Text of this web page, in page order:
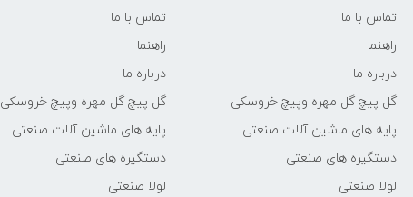
تماس با ما
راهنما
درباره ما
گل پیچ گل مهره وپیچ خروسکی
پایه های ماشین آلات صنعتی
دستگیره های صنعتی
لولا صنعتی
تماس با ما
راهنما
درباره ما
گل پیچ گل مهره وپیچ خروسکی
پایه های ماشین آلات صنعتی
دستگیره های صنعتی
لولا صنعتی